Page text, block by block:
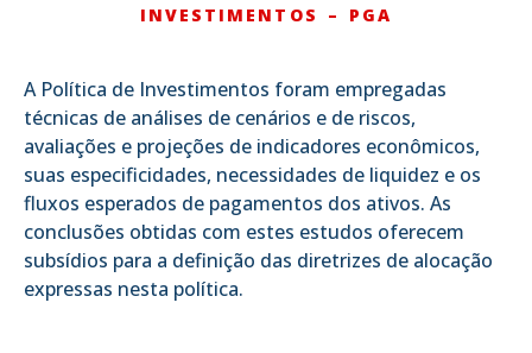
INVESTIMENTOS – PGA
A Política de Investimentos foram empregadas
técnicas de análises de cenários e de riscos,
avaliações e projeções de indicadores econômicos,
suas especificidades, necessidades de liquidez e os
fluxos esperados de pagamentos dos ativos. As
conclusões obtidas com estes estudos oferecem
subsídios para a definição das diretrizes de alocação
expressas nesta política.